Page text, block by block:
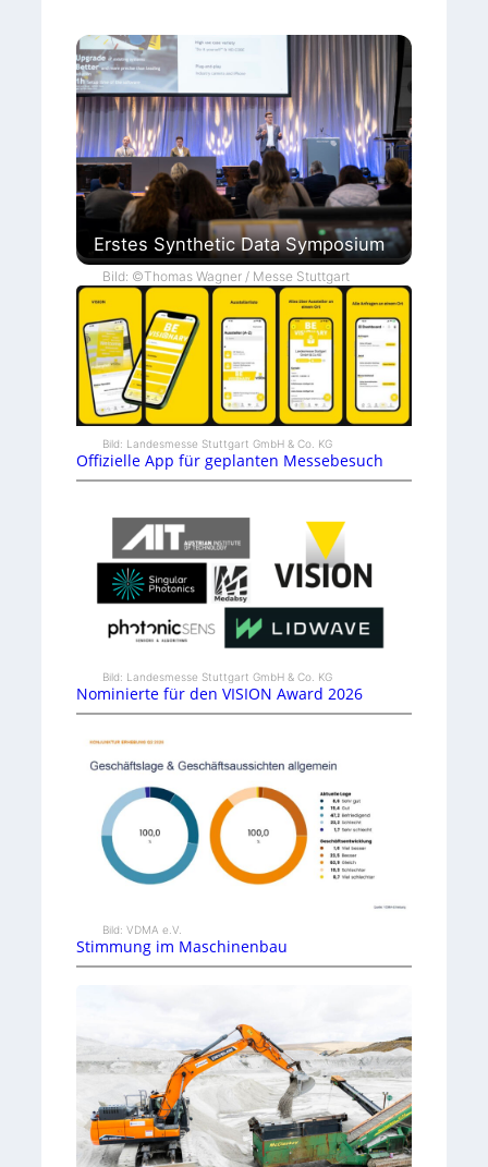
Erstes Synthetic Data Symposium
Bild: ©Thomas Wagner / Messe Stuttgart
Bild: Landesmesse Stuttgart GmbH & Co. KG
Offizielle App für geplanten Messebesuch
Bild: Landesmesse Stuttgart GmbH & Co. KG
Nominierte für den VISION Award 2026
Bild: VDMA e.V.
Stimmung im Maschinenbau